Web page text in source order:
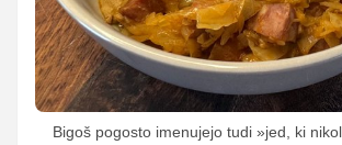
Bigoš pogosto imenujejo tudi »jed, ki